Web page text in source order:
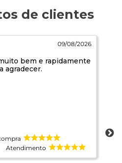
09/08/2026
bem e rapidamente
agradecer.
Atendimento